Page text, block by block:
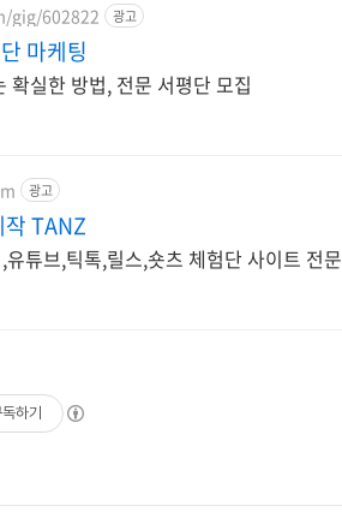
gig/602822 광고
마케팅
확실한 방법, 전문 서평단 모집
광고
TANZ
튜브,틱톡,릴스,숏츠 체험단 사이트 전
하기